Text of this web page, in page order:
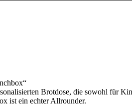
Brotdose, die sowohl für
ist ein echter Allrounder.